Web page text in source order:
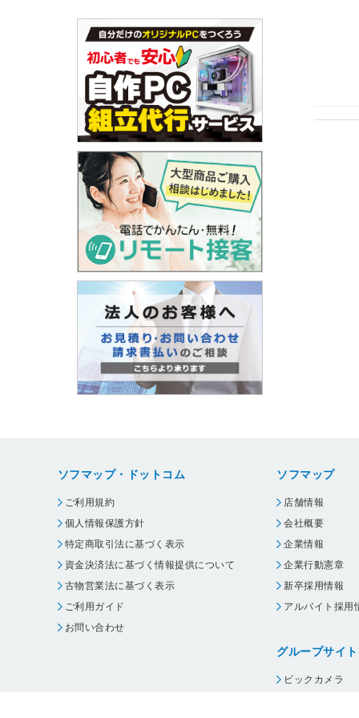
ソフマップ・ドットコム
ご利用規約
個人情報保護方針
特定商取引法に基づく表示
資金決済法に基づく情報提供について
古物営業法に基づく表示
ご利用ガイド
お問い合わせ
ソフマップ
店舗情報
会社概要
企業情報
企業行動憲章
新卒採用情報
アルバイト採用
グループサイト
ビックカメラ